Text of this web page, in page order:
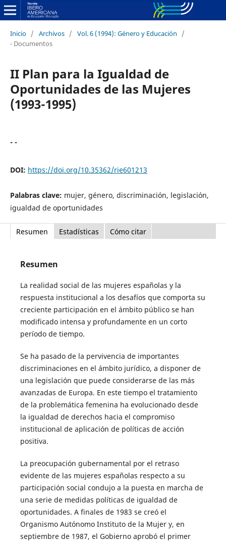
Inicio / Archivos / Vol. 6 (1994): Género y Educación
/
- Documentos
II Plan para la Igualdad de
Oportunidades de las Mujeres
(1993-1995)
- -
DOI: https://doi.org/10.35362/rie601213
Palabras clave: mujer, género, discriminación, legislación,
igualdad de oportunidades
Resumen Estadísticas Cómo citar
Resumen
La realidad social de las mujeres españolas y la
respuesta institucional a los desafíos que comporta su
creciente participación en el ámbito público se han
modificado intensa y profundamente en un corto
período de tiempo.
Se ha pasado de la pervivencia de importantes
discriminaciones en el ámbito jurídico, a disponer de
una legislación que puede considerarse de las más
avanzadas de Europa. En este tiempo el tratamiento
de la problemática femenina ha evolucionado desde
la igualdad de derechos hacia el compromiso
institucional de aplicación de políticas de acción
positiva.
La preocupación gubernamental por el retraso
evidente de las mujeres españolas respecto a su
participación social condujo a la puesta en marcha de
una serie de medidas políticas de igualdad de
oportunidades. A finales de 1983 se creó el
Organismo Autónomo Instituto de la Mujer y, en
septiembre de 1987, el Gobierno aprobó el primer